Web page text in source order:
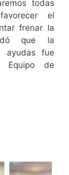
todas
el
frenar la
que la
ayudas fue
Equipo de